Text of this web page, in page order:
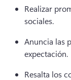
Realizar
sociales.
Anuncia las
expectación.
Resalta los